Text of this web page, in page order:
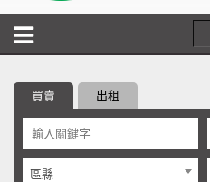
買賣 出租
區縣